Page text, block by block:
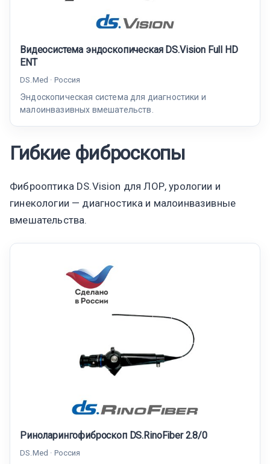
Видеосистема эндоскопическая DS.Vision Full HD
ENT
DS.Med · Россия
Эндоскопическая система для диагностики и
малоинвазивных вмешательств.
Гибкие фиброскопы
Фиброоптика DS.Vision для ЛОР, урологии и
гинекологии — диагностика и малоинвазивные
вмешательства.
Риноларингофиброскоп DS.RinoFiber 2.8/0
DS.Med · Россия